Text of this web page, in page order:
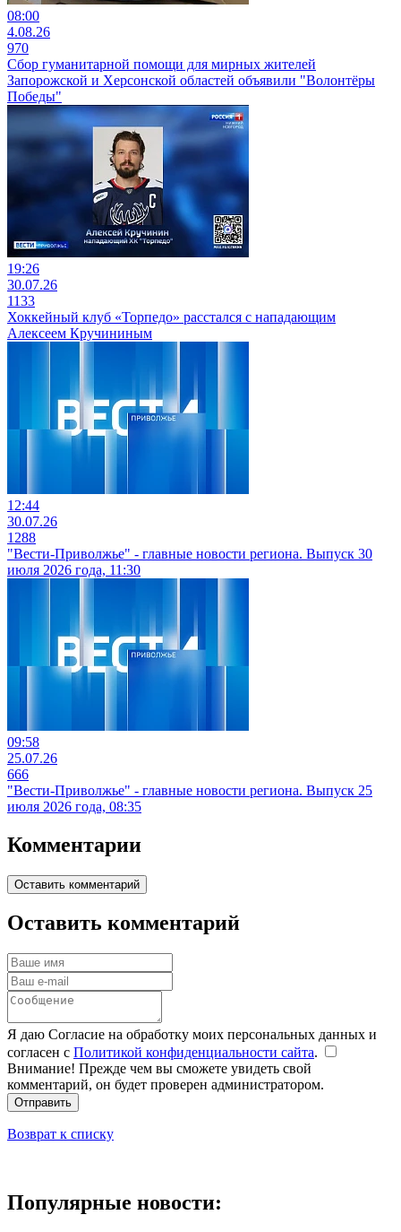
08:00
4.08.26
970
Сбор гуманитарной помощи для мирных жителей
Запорожской и Херсонской областей объявили "Волонтёры
Победы"
19:26
30.07.26
1133
Хоккейный клуб «Торпедо» расстался с нападающим
Алексеем Кручининым
12:44
30.07.26
1288
"Вести-Приволжье" - главные новости региона. Выпуск 30
июля 2026 года, 11:30
09:58
25.07.26
666
"Вести-Приволжье" - главные новости региона. Выпуск 25
июля 2026 года, 08:35
Комментарии
Оставить комментарий
Оставить комментарий
Я даю Согласие на обработку моих персональных данных и
согласен с Политикой конфиденциальности сайта.
Внимание! Прежде чем вы сможете увидеть свой
комментарий, он будет проверен администратором.
Отправить
Возврат к списку
Популярные новости: